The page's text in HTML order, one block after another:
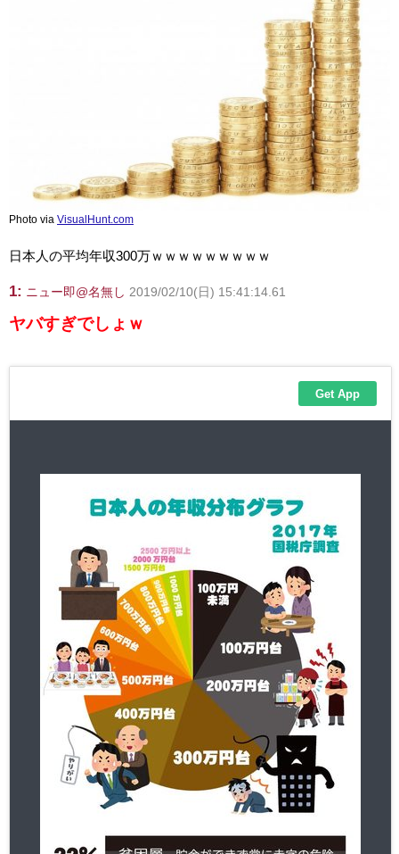
Photo via VisualHunt.com
日本人の平均年収300万ｗｗｗｗｗｗｗｗｗ
1: ニュー即@名無し 2019/02/10(日) 15:41:14.61
ヤバすぎでしょｗ